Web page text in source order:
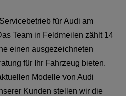
für Audi am
Team in Feldmeilen zählt 14
einen ausgezeichneten
für Ihr Fahrzeug bieten.
Modelle von Audi
Kunden stellen wir die